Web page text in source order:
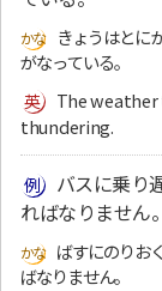
きょうはとに
がなっている。
The
thundering.
バスに乗り
ればなりません。
ばすにのりお
ばなりません。